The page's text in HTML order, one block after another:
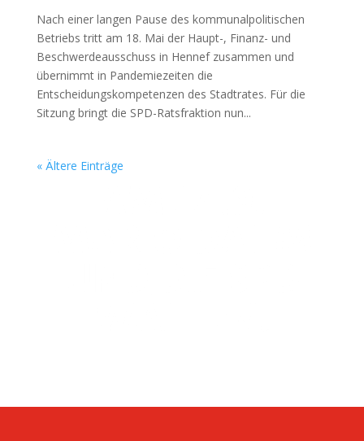
Nach einer langen Pause des kommunalpolitischen
Betriebs tritt am 18. Mai der Haupt-, Finanz- und
Beschwerdeausschuss in Hennef zusammen und
übernimmt in Pandemiezeiten die
Entscheidungskompetenzen des Stadtrates. Für die
Sitzung bringt die SPD-Ratsfraktion nun...
« Ältere Einträge